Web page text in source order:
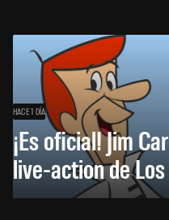
HACE 1 DÍA
¡Es oficial! Jim
live-action de